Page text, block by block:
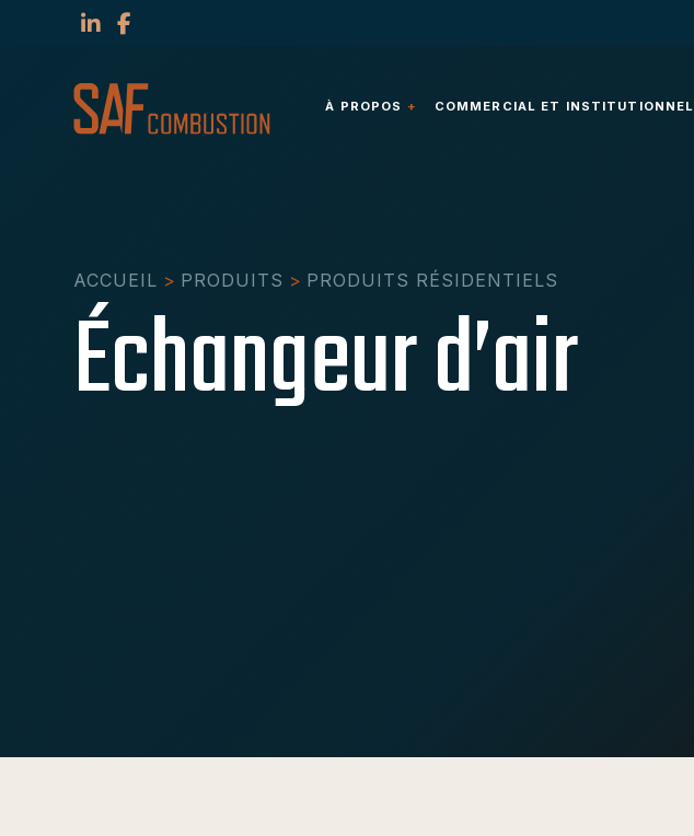
À PROPOS COMMERCIAL ET INSTITUTIONNEL
ACCUEIL > PRODUITS > PRODUITS RÉSIDENTIELS
Échangeur d’air